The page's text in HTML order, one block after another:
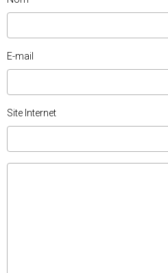
E-mail
Site Internet